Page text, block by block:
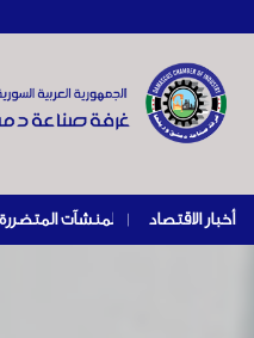
أخبار الاقتصاد |